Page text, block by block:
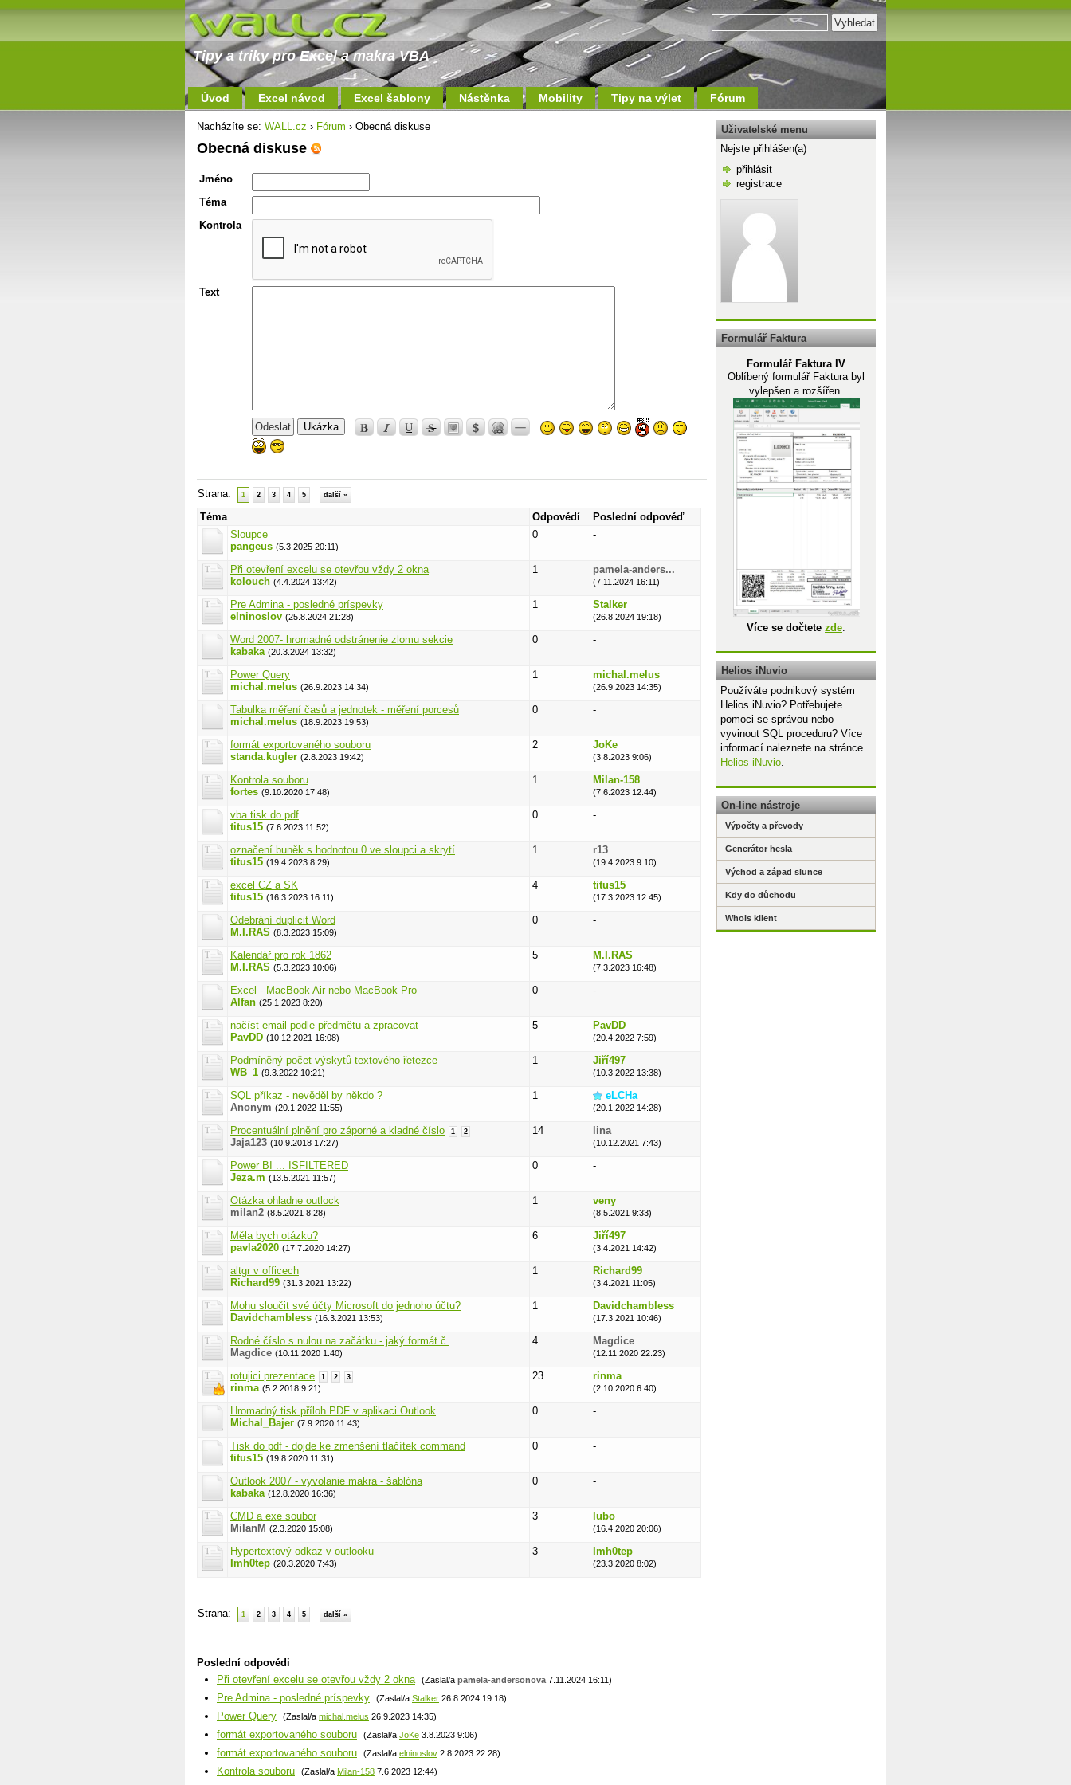
Tipy a triky pro Excel a makra VBA
Úvod Excel návod Excel šablony Nástěnka Mobility Tipy na výlet Fórum
Nacházíte se: WALL.cz › Fórum › Obecná diskuse
Obecná diskuse
Jméno
Téma
Kontrola
Text
Ukázka
Strana: 1 2 3 4 5 další »
Téma Odpovědí
Poslední odpověď
Sloupce
pangeus (5.3.2025 20:11)
0 -
Při otevření excelu se otevřou vždy 2 okna
kolouch (4.4.2024 13:42)
1 pamela-anders...
(7.11.2024 16:11)
Pre Admina - posledné príspevky
elninoslov (25.8.2024 21:28)
1 Stalker
(26.8.2024 19:18)
Word 2007- hromadné odstránenie zlomu sekcie
kabaka (20.3.2024 13:32)
0 -
Power Query
michal.melus (26.9.2023 14:34)
1 michal.melus
(26.9.2023 14:35)
Tabulka měření časů a jednotek - měření porcesů
michal.melus (18.9.2023 19:53)
0 -
formát exportovaného souboru
standa.kugler (2.8.2023 19:42)
2 JoKe
(3.8.2023 9:06)
Kontrola souboru
fortes (9.10.2020 17:48)
1 Milan-158
(7.6.2023 12:44)
vba tisk do pdf
titus15 (7.6.2023 11:52)
0 -
označení buněk s hodnotou 0 ve sloupci a skrytí
titus15 (19.4.2023 8:29)
1 r13
(19.4.2023 9:10)
excel CZ a SK
titus15 (16.3.2023 16:11)
4 titus15
(17.3.2023 12:45)
Odebrání duplicit Word
M.I.RAS (8.3.2023 15:09)
0 -
Kalendář pro rok 1862
M.I.RAS (5.3.2023 10:06)
5 M.I.RAS
(7.3.2023 16:48)
Excel - MacBook Air nebo MacBook Pro
Alfan (25.1.2023 8:20)
0 -
načíst email podle předmětu a zpracovat
PavDD (10.12.2021 16:08)
5 PavDD
(20.4.2022 7:59)
Podmíněný počet výskytů textového řetezce
WB_1 (9.3.2022 10:21)
1 Jiří497
(10.3.2022 13:38)
SQL příkaz - nevěděl by někdo ?
Anonym (20.1.2022 11:55)
1 eLCHa
(20.1.2022 14:28)
Procentuální plnění pro záporné a kladné číslo 1 2
Jaja123 (10.9.2018 17:27)
14 lina
(10.12.2021 7:43)
Power BI ... ISFILTERED
Jeza.m (13.5.2021 11:57)
0 -
Otázka ohladne outlock
milan2 (8.5.2021 8:28)
1 veny
(8.5.2021 9:33)
Měla bych otázku?
pavla2020 (17.7.2020 14:27)
6 Jiří497
(3.4.2021 14:42)
altgr v officech
Richard99 (31.3.2021 13:22)
1 Richard99
(3.4.2021 11:05)
Mohu sloučit své účty Microsoft do jednoho účtu?
Davidchambless (16.3.2021 13:53)
1 Davidchambless
(17.3.2021 10:46)
Rodné číslo s nulou na začátku - jaký formát č.
Magdice (10.11.2020 1:40)
4 Magdice
(12.11.2020 22:23)
rotujici prezentace 1 2 3
rinma (5.2.2018 9:21)
23 rinma
(2.10.2020 6:40)
Hromadný tisk příloh PDF v aplikaci Outlook
Michal_Bajer (7.9.2020 11:43)
0 -
Tisk do pdf - dojde ke zmenšení tlačítek command
titus15 (19.8.2020 11:31)
0 -
Outlook 2007 - vyvolanie makra - šablóna
kabaka (12.8.2020 16:36)
0 -
CMD a exe soubor
MilanM (2.3.2020 15:08)
3 lubo
(16.4.2020 20:06)
Hypertextový odkaz v outlooku
Imh0tep (20.3.2020 7:43)
3 Imh0tep
(23.3.2020 8:02)
Strana: 1 2 3 4 5 další »
Poslední odpovědi
Při otevření excelu se otevřou vždy 2 okna
(Zaslal/a pamela-andersonova 7.11.2024 16:11)
Pre Admina - posledné príspevky (Zaslal/a Stalker 26.8.2024 19:18)
Power Query (Zaslal/a michal.melus 26.9.2023 14:35)
formát exportovaného souboru (Zaslal/a JoKe 3.8.2023 9:06)
formát exportovaného souboru (Zaslal/a elninoslov 2.8.2023 22:28)
Kontrola souboru (Zaslal/a Milan-158 7.6.2023 12:44)
Uživatelské menu
Nejste přihlášen(a)
přihlásit
registrace
Formulář Faktura
Formulář Faktura IV
Oblíbený formulář Faktura byl
vylepšen a rozšířen.
Více se dočtete zde.
Helios iNuvio
Používáte podnikový systém
Helios iNuvio? Potřebujete
pomoci se správou nebo
vyvinout SQL proceduru? Více
informací naleznete na stránce
Helios iNuvio.
On-line nástroje
Výpočty a převody
Generátor hesla
Východ a západ slunce
Kdy do důchodu
Whois klient